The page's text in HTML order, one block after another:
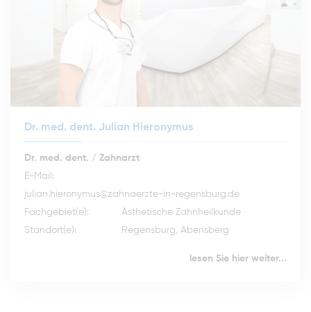
Dr. med. dent. Julian Hieronymus
Dr. med. dent. / Zahnarzt
E-Mail:
julian.hieronymus@zahnaerzte-in-regensburg.de
Fachgebiet(e):
Ästhetische Zahnheilkunde
Standort(e):
Regensburg, Abensberg
lesen Sie hier weiter...